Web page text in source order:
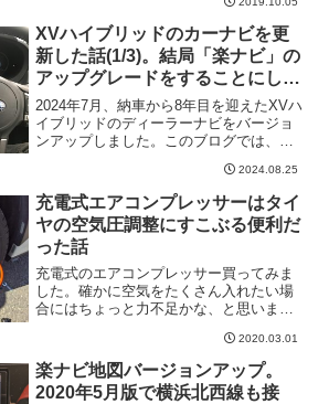
XVハイブリッドのカーナビを更
新した話(1/3)。結局「楽ナビ」の
アップグレードをすることにした
経緯。
2024年7月、納車から8年目を迎えたXVハ
イブリッドのディーラーナビをバージョ
ンアップしました。このブログでは、紆
レードに至った経緯を記載します。2024.08.25
充電式エアコンプレッサーはタイ
ヤの空気圧調整にすこぶる便利だ
った話
充電式のエアコンプレッサー買ってみま
した。確かに空気をたくさん入れたい場
合にはちょっと力不足かな、と思いまし
2020.03.01
楽ナビ地図バージョンアップ。
2020年5月版で横浜北西線も接